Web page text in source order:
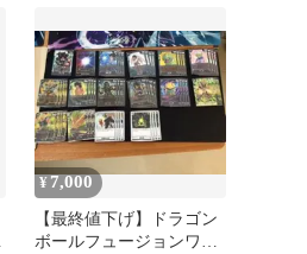
¥ 7,000
【最終値下げ】ドラゴン
ボールフュージョンワー